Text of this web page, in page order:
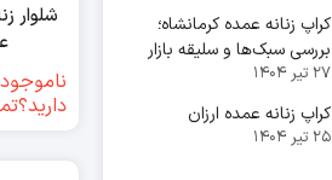
شلوار
کراپ زنانه عمده کرمانشاه؛
بررسی سبک‌ها و سلیقه بازار
۲۷ تیر ۱۴۰۴
کراپ زنانه عمده ارزان
۲۵ تیر ۱۴۰۴